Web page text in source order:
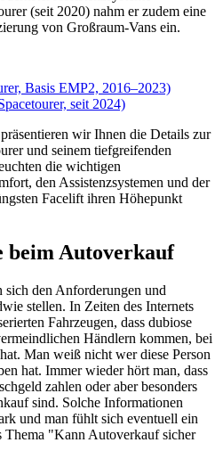
(seit 2020) nahm er zudem eine
von Großraum-Vans ein.
Basis EMP2, 2016–2023)
seit 2024)
wir Ihnen die Details zur
und seinem tiefgreifenden
die wichtigen
den Assistenzsystemen und der
Facelift ihren Höhepunkt
beim Autoverkauf
sich den Anforderungen und
stellen. In Zeiten des Internets
Fahrzeugen, dass dubiose
Händlern kommen, bei
Man weiß nicht wer diese Person
hat. Immer wieder hört man, dass
zahlen oder aber besonders
sind. Solche Informationen
und man fühlt sich eventuell ein
Thema "Kann Autoverkauf sicher